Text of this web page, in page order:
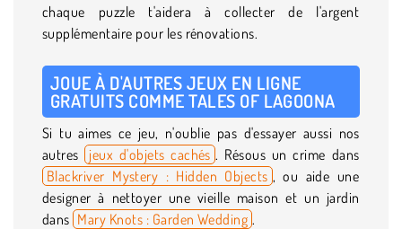
chaque puzzle t'aidera à collecter de l'argent
supplémentaire pour les rénovations.
JOUE À D'AUTRES JEUX EN LIGNE
GRATUITS COMME TALES OF LAGOONA
Si tu aimes ce jeu, n'oublie pas d'essayer aussi nos
autres jeux d'objets cachés . Résous un crime dans
Blackriver Mystery : Hidden Objects , ou aide une
designer à nettoyer une vieille maison et un jardin
dans Mary Knots : Garden Wedding .